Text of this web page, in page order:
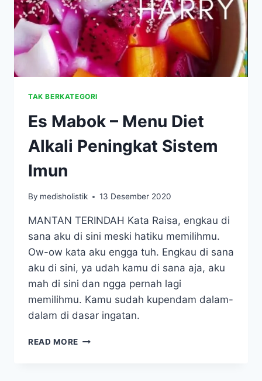
TAK BERKATEGORI
Es Mabok – Menu Diet
Alkali Peningkat Sistem
Imun
By medisholistik 13 Desember 2020
MANTAN TERINDAH Kata Raisa, engkau di
sana aku di sini meski hatiku memilihmu.
Ow-ow kata aku engga tuh. Engkau di sana
aku di sini, ya udah kamu di sana aja, aku
mah di sini dan ngga pernah lagi
memilihmu. Kamu sudah kupendam dalam-
dalam di dasar ingatan.
READ MORE ES